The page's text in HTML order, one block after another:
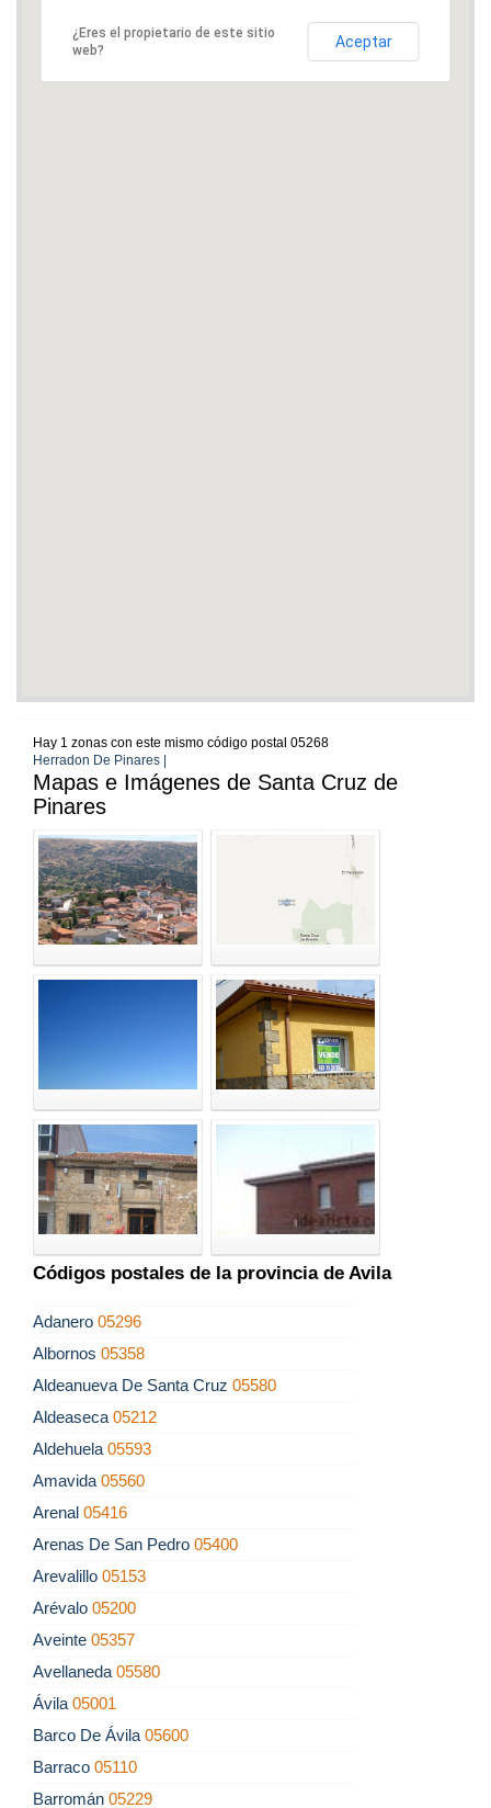
¿Eres el propietario de este sitio
web?
Aceptar
Hay 1 zonas con este mismo código postal 05268
Herradon De Pinares |
Mapas e Imágenes de Santa Cruz de
Pinares
Códigos postales de la provincia de Avila
Adanero 05296
Albornos 05358
Aldeanueva De Santa Cruz 05580
Aldeaseca 05212
Aldehuela 05593
Amavida 05560
Arenal 05416
Arenas De San Pedro 05400
Arevalillo 05153
Arévalo 05200
Aveinte 05357
Avellaneda 05580
Ávila 05001
Barco De Ávila 05600
Barraco 05110
Barromán 05229